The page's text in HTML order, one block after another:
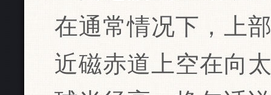
在通常情况下，上
近磁赤道上空在向